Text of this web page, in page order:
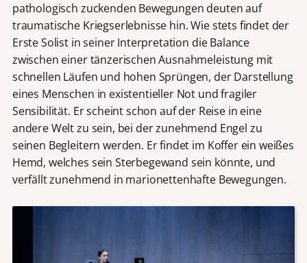
pathologisch zuckenden Bewegungen deuten auf
traumatische Kriegserlebnisse hin. Wie stets findet der
Erste Solist in seiner Interpretation die Balance
zwischen einer tänzerischen Ausnahmeleistung mit
schnellen Läufen und hohen Sprüngen, der Darstellung
eines Menschen in existentieller Not und fragiler
Sensibilität. Er scheint schon auf der Reise in eine
andere Welt zu sein, bei der zunehmend Engel zu
seinen Begleitern werden. Er findet im Koffer ein weißes
Hemd, welches sein Sterbegewand sein könnte, und
verfällt zunehmend in marionettenhafte Bewegungen.